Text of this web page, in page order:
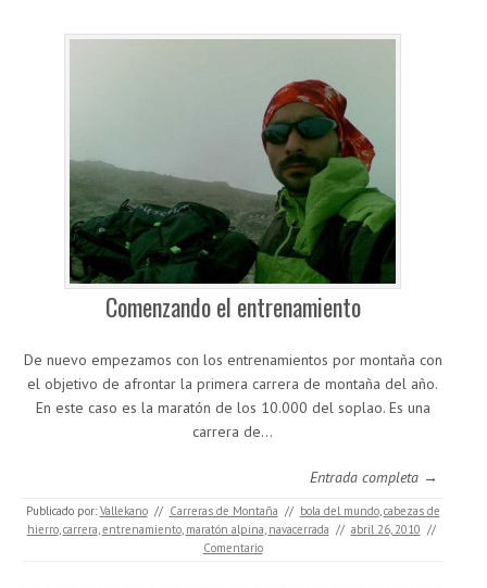
Comenzando el entrenamiento
De nuevo empezamos con los entrenamientos por montaña con
el objetivo de afrontar la primera carrera de montaña del año.
En este caso es la maratón de los 10.000 del soplao. Es una
carrera de…
Entrada completa →
Publicado por: Vallekano // Carreras de Montaña // bola del mundo,cabezas de
hierro,carrera,entrenamiento, maratón alpina, navacerrada // abril 26, 2010 //
Comentario